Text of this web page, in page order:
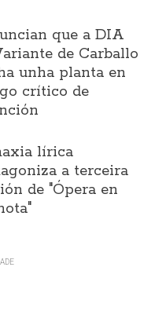
que a DIA
de Carballo
unha planta en
crítico de
lírica
a terceira
de "Ópera en